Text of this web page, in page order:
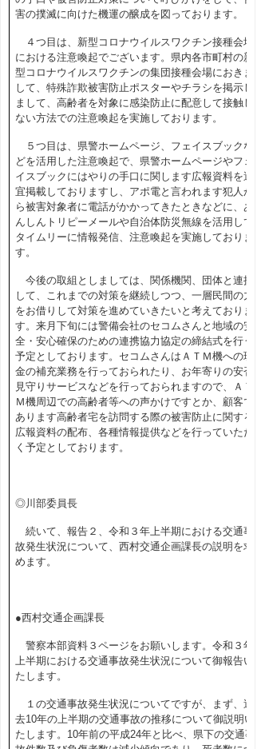
害の撲滅に向けた機運の醸成を図っております。
４つ目は、新型コロナウイルスワクチン接種会場
における注意喚起でございます。県内各市町村の新
型コロナウイルスワクチンの集団接種会場におきま
して、特殊詐欺被害防止ポスターやチラシを掲示し
まして、高齢者を対象に感染防止に配意して接触し
ない方法での注意喚起を実施しております。
５つ目は、県警ホームページ、フェイスブックな
どを活用した注意喚起で、県警ホームページやフェ
イスブックにはやりの手口に関します広報資料を適
宜掲載しておりますし、アポ電と言われます犯人か
ら被害対象者に電話がかかってきたときなどに、あ
んしんトリピーメールや自治体防災無線を活用して
タイムリーに情報発信、注意喚起を実施しておりま
す。
今後の取組としましては、関係機関、団体と連携
して、これまでの対策を継続しつつ、一層民間の力
をお借りして対策を進めていきたいと考えておりま
す。来月下旬には警備会社のセコムさんと地域の安
全・安心確保のための連携協力協定の締結式を行う
予定としております。セコムさんはＡＴＭ機への現
金の補充業務を行っておられたり、お年寄りの安否
見守りサービスなどを行っておられますので、ＡＴ
Ｍ機周辺での高齢者等への声かけですとか、顧客で
あります高齢者宅を訪問する際の被害防止に関する
広報資料の配布、各種情報提供などを行っていただ
く予定としております。
◎川部委員長
続いて、報告２、令和３年上半期における交通事
故発生状況について、西村交通企画課長の説明を求
めます。
●西村交通企画課長
警察本部資料３ページをお願いします。令和３年
上半期における交通事故発生状況について御報告い
たします。
１の交通事故発生状況についてですが、まず、過
去10年の上半期の交通事故の推移について御説明い
たします。10年前の平成24年と比べ、県下の交通事